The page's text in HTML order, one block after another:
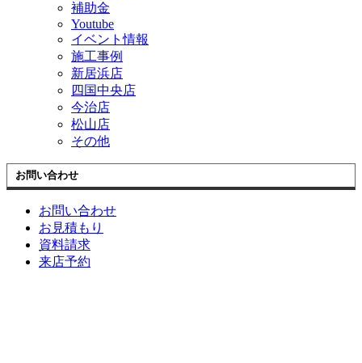
補助金
Youtube
イベント情報
施工事例
新居浜店
四国中央店
今治店
松山店
その他
お問い合わせ
お問い合わせ
お見積もり
資料請求
来店予約